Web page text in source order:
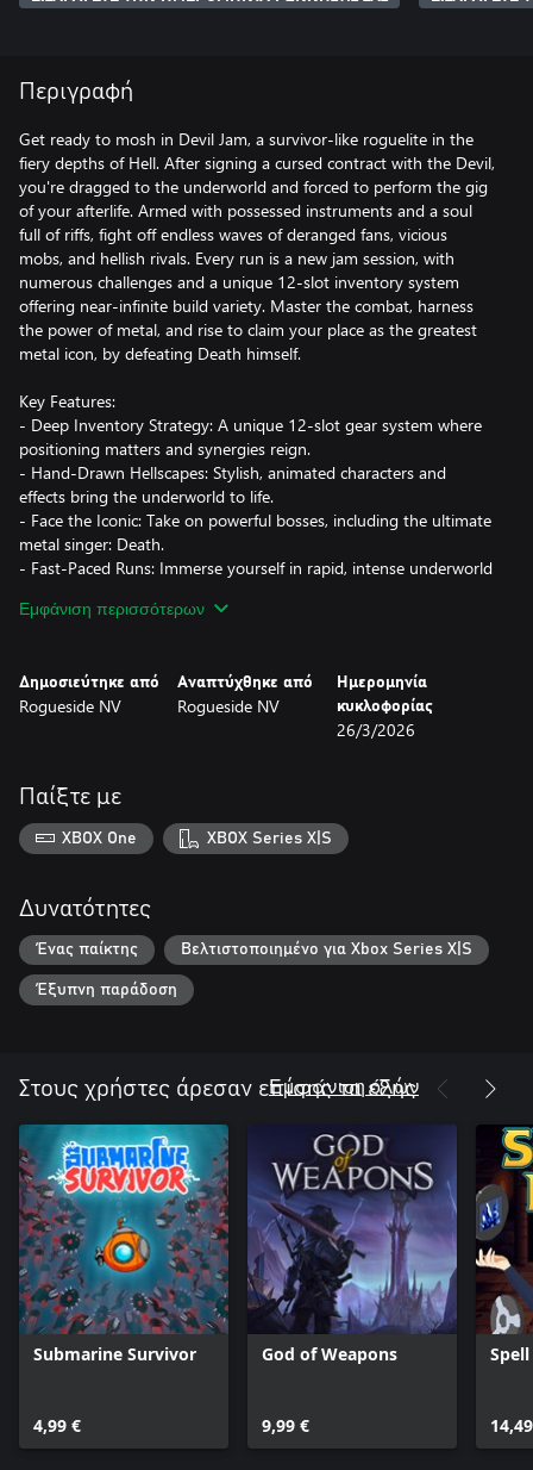
Περιγραφή
Get ready to mosh in Devil Jam, a survivor-like roguelite in the
fiery depths of Hell. After signing a cursed contract with the Devil,
you're dragged to the underworld and forced to perform the gig
of your afterlife. Armed with possessed instruments and a soul
full of riffs, fight off endless waves of deranged fans, vicious
mobs, and hellish rivals. Every run is a new jam session, with
numerous challenges and a unique 12-slot inventory system
offering near-infinite build variety. Master the combat, harness
the power of metal, and rise to claim your place as the greatest
metal icon, by defeating Death himself.
Key Features:
- Deep Inventory Strategy: A unique 12-slot gear system where
positioning matters and synergies reign.
- Hand-Drawn Hellscapes: Stylish, animated characters and
effects bring the underworld to life.
- Face the Iconic: Take on powerful bosses, including the ultimate
metal singer: Death.
- Fast-Paced Runs: Immerse yourself in rapid, intense underworld
showdowns, ensuring you're always on the edge of your seat.
Εμφάνιση περισσότερων
Δημοσιεύτηκε από
Rogueside NV
Αναπτύχθηκε από
Rogueside NV
Ημερομηνία
κυκλοφορίας
26/3/2026
Παίξτε με
XBOX One XBOX Series X|S
Δυνατότητες
Ένας παίκτης Βελτιστοποιημένο για Xbox Series X|S
Έξυπνη παράδοση
Στους χρήστες άρεσαν επίσης τα εξής
Εμφάνιση όλων
Submarine Survivor
4,99 €
God of Weapons
9,99 €